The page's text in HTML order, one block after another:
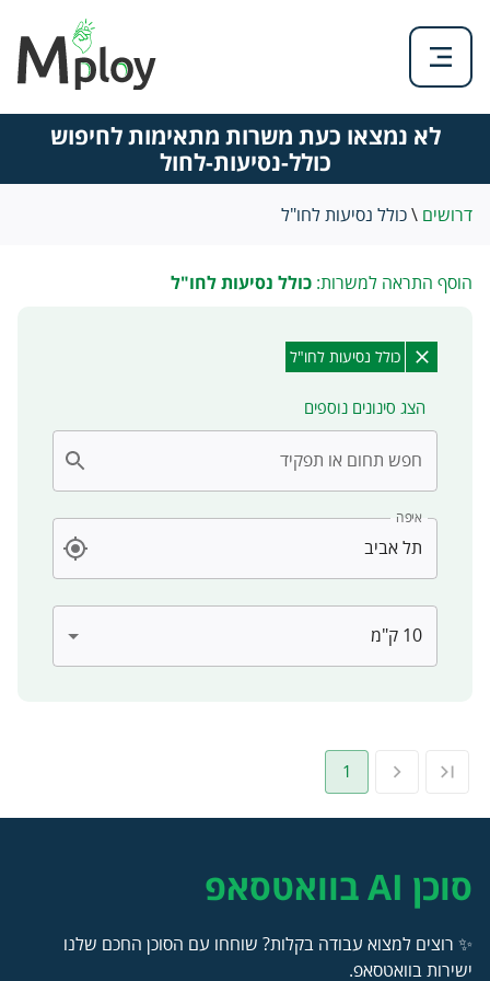
לא נמצאו כעת משרות מתאימות לחיפוש
כולל-נסיעות-לחול
דרושים \כולל נסיעות לחו"ל
הוסף התראה למשרות: כולל נסיעות לחו"ל
כולל נסיעות לחו"ל
הצג סינונים נוספים
חפש תחום או תפקיד
איפה
1
סוכן AI בוואטסאפ
✨ רוצים למצוא עבודה בקלות? שוחחו עם הסוכן החכם שלנו
ישירות בוואטסאפ.